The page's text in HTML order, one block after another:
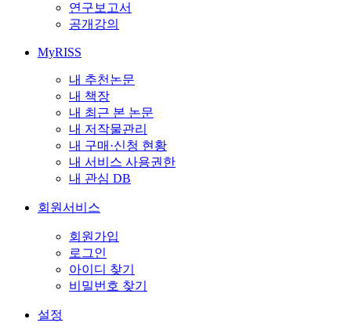
연구보고서
공개강의
MyRISS
내 추천논문
내 책장
내 최근 본 논문
내 저작물관리
내 구매·신청 현황
내 서비스 사용권한
내 관심 DB
회원서비스
회원가입
로그인
아이디 찾기
비밀번호 찾기
설정